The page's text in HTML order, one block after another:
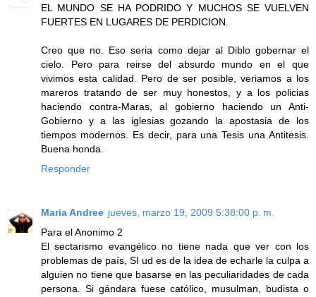
EL MUNDO SE HA PODRIDO Y MUCHOS SE VUELVEN
FUERTES EN LUGARES DE PERDICION.
Creo que no. Eso seria como dejar al Diblo gobernar el
cielo. Pero para reirse del absurdo mundo en el que
vivimos esta calidad. Pero de ser posible, veriamos a los
mareros tratando de ser muy honestos, y a los policias
haciendo contra-Maras, al gobierno haciendo un Anti-
Gobierno y a las iglesias gozando la apostasia de los
tiempos modernos. Es decir, para una Tesis una Antitesis.
Buena honda.
Responder
Maria Andree jueves, marzo 19, 2009 5:38:00 p. m.
Para el Anonimo 2
El sectarismo evangélico no tiene nada que ver con los
problemas de país, SI ud es de la idea de echarle la culpa a
alguien no tiene que basarse en las peculiaridades de cada
persona. Si gándara fuese católico, musulman, budista o